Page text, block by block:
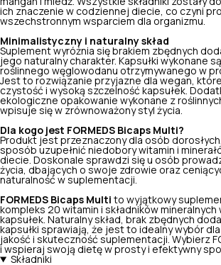
ich znaczenie w codziennej diecie, co czyni
wszechstronnym wsparciem dla organizmu.
Minimalistyczny i naturalny skład
Suplement wyróżnia się brakiem zbędnych
jego naturalny charakter. Kapsułki wykonane
roślinnego węglowodanu otrzymywanego w
Jest to rozwiązanie przyjazne dla wegan,
czystość i wysoką szczelność kapsułek.
ekologiczne opakowanie wykonane z
wpisuje się w zrównoważony styl życia.
Dla kogo jest FORMEDS Bicaps Multi?
Produkt jest przeznaczony dla osób
sposób uzupełnić niedobory witamin i
diecie. Doskonale sprawdzi się u osób
życia, dbających o swoje zdrowie oraz
naturalność w suplementacji.
FORMEDS Bicaps Multi to wyjątkowy
kompleks 20 witamin i składników
kapsułek. Naturalny skład, brak zbędnych
kapsułki sprawiają, że jest to idealny wybór
jakość i skuteczność suplementacji. Wybierz
i wspieraj swoją dietę w prosty i efektywny
Składniki